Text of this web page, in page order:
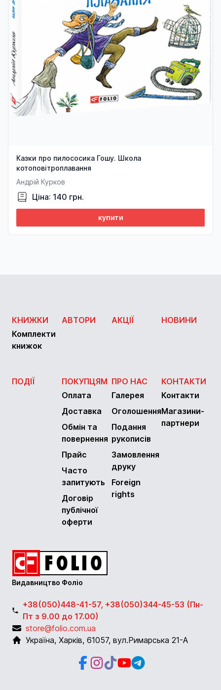
Казки про пилососика Гошу. Школа
котоповітроплавання
Андрій Курков
Ціна: 140 грн.
купити
КНИЖКИ
Комплекти
книжок
АВТОРИ АКЦІЇ НОВИНИ
ПОДІЇ
ПОКУПЦЯМ
Оплата
Доставка
Обмін та
повернення
Прайс
Часто
запитують
Договір
публічної
оферти
ПРО НАС
Галерея
Оголошення
Подання
рукописів
Замовлення
друку
Foreign
rights
КОНТАКТИ
Контакти
Магазини-
партнери
Видавництво Фоліо
+38(050)448-41-57, +38(050)344-45-53 (Пн-
Пт з 9.00 до 17.00)
store@folio.com.ua
Україна, Харків, 61057, вул.Римарська 21-А
Facebook
Instagram
Instagram
YoutubeTelegram